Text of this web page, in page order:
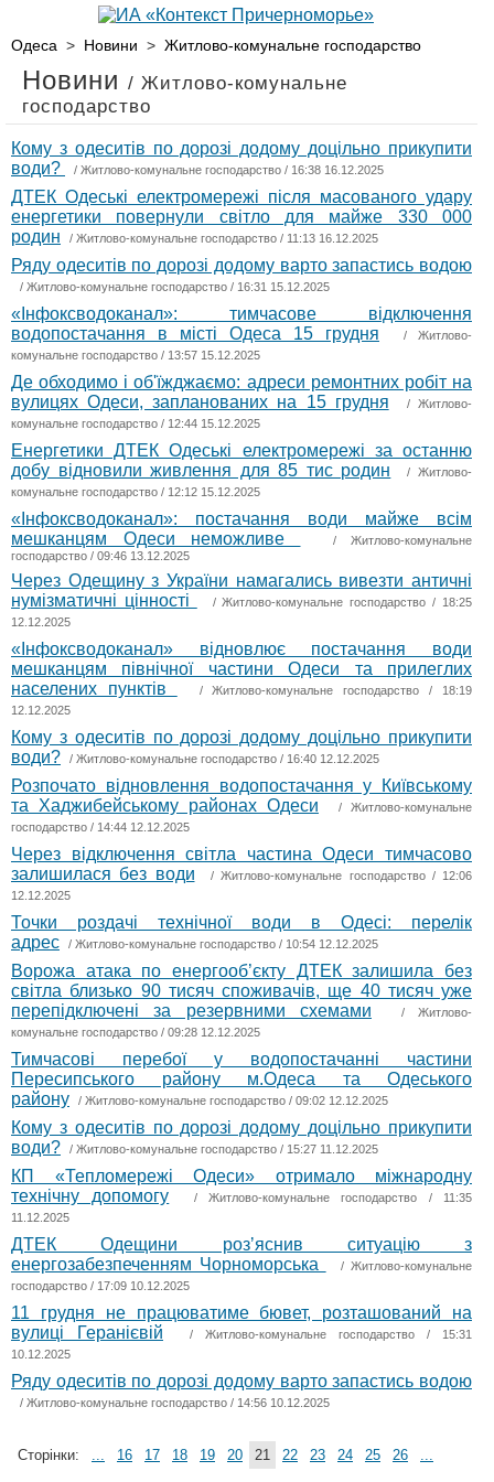
Одеса > Новини > Житлово-комунальне господарство
Новини / Житлово-комунальне
господарство
Кому з одеситів по дорозі додому доцільно прикупити
води?
/ Житлово-комунальне господарство / 16:38 16.12.2025
ДТЕК Одеські електромережі після масованого удару
енергетики повернули світло для майже 330 000
родин
/ Житлово-комунальне господарство / 11:13 16.12.2025
Ряду одеситів по дорозі додому варто запастись водою
/ Житлово-комунальне господарство / 16:31 15.12.2025
«Інфоксводоканал»: тимчасове відключення
водопостачання в місті Одеса 15 грудня
/ Житлово-
комунальне господарство / 13:57 15.12.2025
Де обходимо і об'їжджаємо: адреси ремонтних робіт на
вулицях Одеси, запланованих на 15 грудня
/ Житлово-
комунальне господарство / 12:44 15.12.2025
Енергетики ДТЕК Одеські електромережі за останню
добу відновили живлення для 85 тис родин
/Житлово-
комунальне господарство / 12:12 15.12.2025
«Інфоксводоканал»: постачання води майже всім
мешканцям Одеси неможливе
/ Житлово-комунальне
господарство / 09:46 13.12.2025
Через Одещину з України намагались вивезти античні
нумізматичні цінності
/Житлово-комунальне господарство / 18:25
12.12.2025
«Інфоксводоканал» відновлює постачання води
мешканцям північної частини Одеси та прилеглих
населених пунктів
/Житлово-комунальне господарство / 18:19
12.12.2025
Кому з одеситів по дорозі додому доцільно прикупити
води?
/ Житлово-комунальне господарство / 16:40 12.12.2025
Розпочато відновлення водопостачання у Київському
та Хаджибейському районах Одеси
/ Житлово-комунальне
господарство / 14:44 12.12.2025
Через відключення світла частина Одеси тимчасово
залишилася без води
/Житлово-комунальне господарство/ 12:06
12.12.2025
Точки роздачі технічної води в Одесі: перелік
адрес
/ Житлово-комунальне господарство / 10:54 12.12.2025
Ворожа атака по енергооб’єкту ДТЕК залишила без
світла близько 90 тисяч споживачів, ще 40 тисяч уже
перепідключені за резервними схемами
/Житлово-
комунальне господарство / 09:28 12.12.2025
Тимчасові перебої у водопостачанні частини
Пересипського району м.Одеса та Одеського
району
/ Житлово-комунальне господарство / 09:02 12.12.2025
Кому з одеситів по дорозі додому доцільно прикупити
води?
/ Житлово-комунальне господарство / 15:27 11.12.2025
КП «Тепломережі Одеси» отримало міжнародну
технічну допомогу
/Житлово-комунальне господарство / 11:35
11.12.2025
ДТЕК Одещини розʼяснив ситуацію з
енергозабезпеченням Чорноморська
/Житлово-комунальне
господарство / 17:09 10.12.2025
11 грудня не працюватиме бювет, розташований на
вулиці Геранієвій
/ Житлово-комунальне господарство / 15:31
10.12.2025
Ряду одеситів по дорозі додому варто запастись водою
/ Житлово-комунальне господарство / 14:56 10.12.2025
Сторінки: ... 16 17 18 19 20 21 22 23 24 25 26 ...